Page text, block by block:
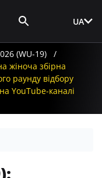
UA
(WU-19)
жіноча збірна
раунду відбору
YouTube-каналі